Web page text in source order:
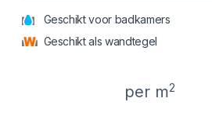
Geschikt voor badkamers
Geschikt als wandtegel
per m2